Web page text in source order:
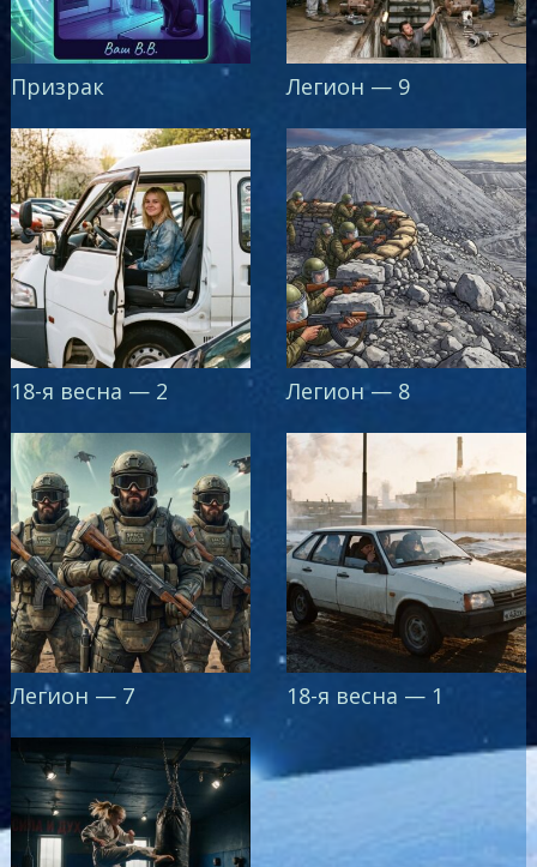
Призрак Легион — 9
18-я весна — 2 Легион — 8
Легион — 7 18-я весна — 1